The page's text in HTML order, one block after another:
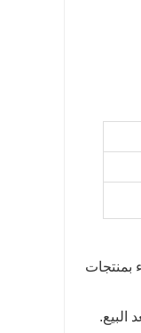
بمنتجات
البيع.